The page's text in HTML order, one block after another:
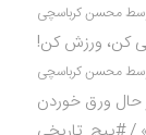
محسن کرباسچی
کن، ورزش کن!
محسن کرباسچی
حال ورق خوردن